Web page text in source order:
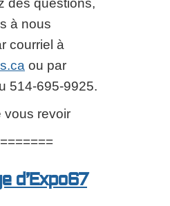
des questions,
à nous
courriel à
ou par
514-695-9925.
vous revoir
d’Expo67